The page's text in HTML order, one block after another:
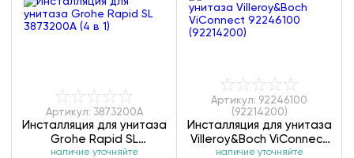
Артикул: 3873200A
Инсталляция для унитаза
Grohe Rapid SL
3873200А (4 в 1)
наличие уточняйте
Артикул: 92246100
(92214200)
Инсталляция для унитаза
Villeroy&Boch ViConnect
92246100 (92214200)
наличие уточняйте